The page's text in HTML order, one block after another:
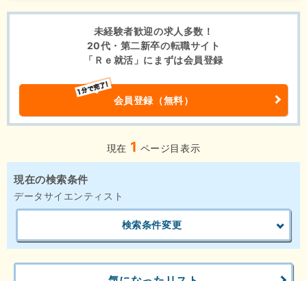
未経験者歓迎の求人多数！
20代・第二新卒の転職サイト
「Ｒｅ就活」にまずは会員登録
会員登録（無料）
現在 1 ページ目表示
現在の検索条件
データサイエンティスト
検索条件変更